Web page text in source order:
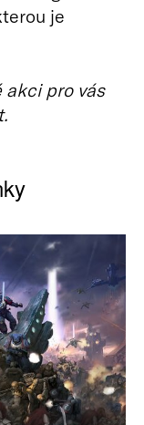
je
akci pro vás